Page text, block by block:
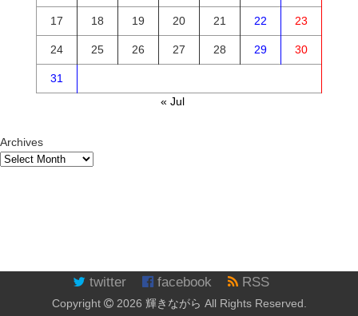
17 18 19 20 21 22 23
24 25 26 27 28 29 30
31
« Jul
Archives
twitter facebook RSS
Copyright 2026 輝きながら All Rights Reserved.